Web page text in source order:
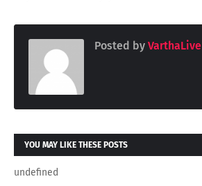
Posted by VarthaLive
YOU MAY LIKE THESE POSTS
undefined